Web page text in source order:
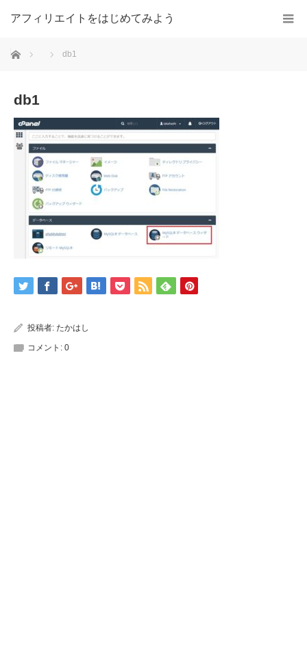
アフィリエイトをはじめてみよう
ホーム db1
db1
投稿者: たかはし
コメント: 0